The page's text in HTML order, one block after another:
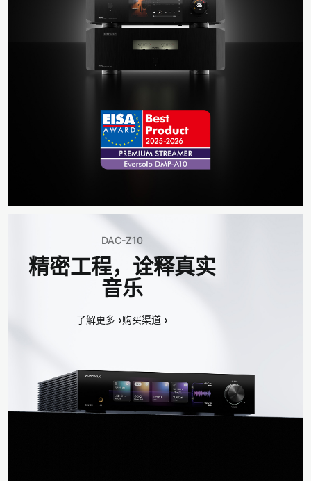
DAC-Z10
精密工程，诠释真实
音乐
了解更多 ›购买渠道 ›